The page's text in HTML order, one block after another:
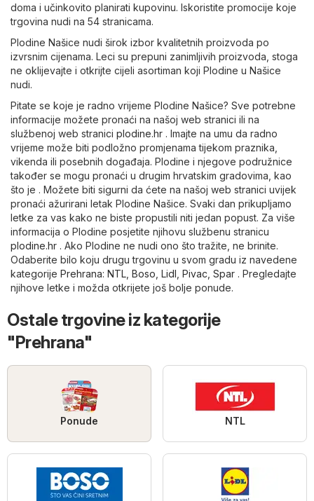
doma i učinkovito planirati kupovinu. Iskoristite promocije koje
trgovina nudi na 54 stranicama.
Plodine Našice nudi širok izbor kvalitetnih proizvoda po
izvrsnim cijenama. Leci su prepuni zanimljivih proizvoda, stoga
ne oklijevajte i otkrijte cijeli asortiman koji Plodine u Našice
nudi.
Pitate se koje je radno vrijeme Plodine Našice? Sve potrebne
informacije možete pronaći na našoj web stranici ili na
službenoj web stranici plodine.hr . Imajte na umu da radno
vrijeme može biti podložno promjenama tijekom praznika,
vikenda ili posebnih događaja. Plodine i njegove podružnice
također se mogu pronaći u drugim hrvatskim gradovima, kao
što je . Možete biti sigurni da ćete na našoj web stranici uvijek
pronaći ažurirani letak Plodine Našice. Svaki dan prikupljamo
letke za vas kako ne biste propustili niti jedan popust. Za više
informacija o Plodine posjetite njihovu službenu stranicu
plodine.hr . Ako Plodine ne nudi ono što tražite, ne brinite.
Odaberite bilo koju drugu trgovinu u svom gradu iz navedene
kategorije Prehrana: NTL Boso Lidl Pivac Spar . Pregledajte
njihove letke i možda otkrijete još bolje ponude.
Ostale trgovine iz kategorije
"Prehrana"
Ponude NTL